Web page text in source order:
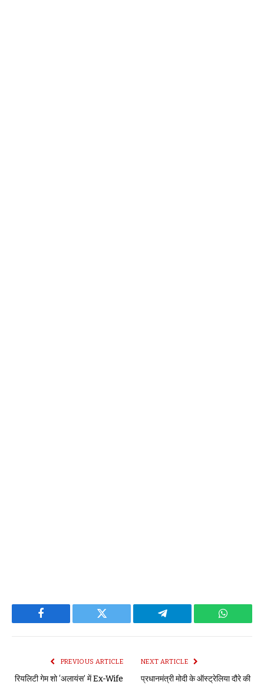
Facebook Twitter Telegram
PREVIOUS ARTICLE
रियलिटी गेम शो ‘अलायंस’ में Ex-Wife
NEXT ARTICLE
प्रधानमंत्री मोदी के ऑस्ट्रेलिया दौरे की